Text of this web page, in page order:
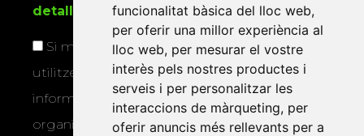
funcionalitat bàsica del lloc web,
per oferir una millor experiència al
lloc web, per mesurar el vostre
interès pels nostres productes i
serveis i per personalitzar les
interaccions de màrqueting, per
oferir anuncis més rellevants per a
detallada sobre protecció de dades .
Si marqueu aquesta casella, consentiu que
utilitzem les vostres dades per a enviar-vos
informació sobre els actes i activitats que
organitza la Xarxa Vives.